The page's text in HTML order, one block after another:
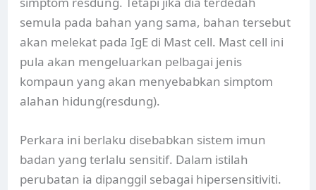
semula pada bahan yang sama, bahan tersebut
akan melekat pada IgE di Mast cell. Mast cell ini
pula akan mengeluarkan pelbagai jenis
kompaun yang akan menyebabkan simptom
alahan hidung(resdung).
Perkara ini berlaku disebabkan sistem imun
badan yang terlalu sensitif. Dalam istilah
perubatan ia dipanggil sebagai hipersensitiviti.